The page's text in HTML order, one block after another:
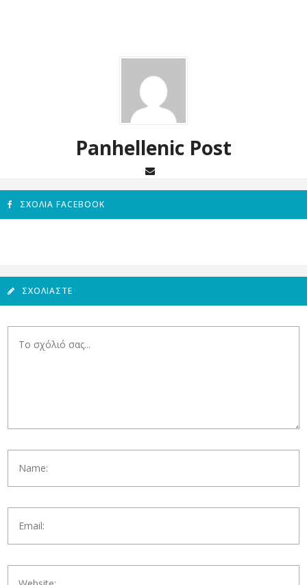
Panhellenic Post
ΣΧΌΛΙΑ FACEBOOK
ΣΧΟΛΙΆΣΤΕ